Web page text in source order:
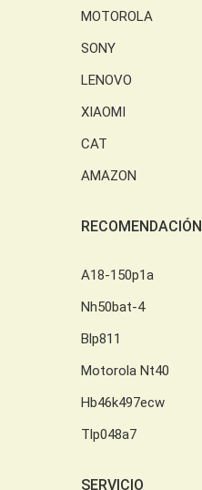
MOTOROLA
SONY
LENOVO
XIAOMI
CAT
AMAZON
RECOMENDACIÓN
A18-150p1a
Nh50bat-4
Blp811
Motorola Nt40
Hb46k497ecw
Tlp048a7
SERVICIO